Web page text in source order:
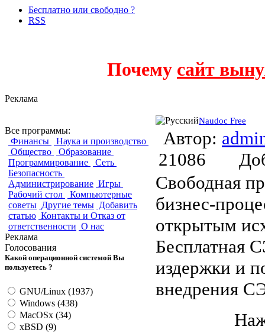
Бесплатно или свободно ?
RSS
Почему сайт
Реклама
Все программы:
Финансы
Наука и производство
Общество
Образование
Программирование
Сеть
Безопасность
Администрирование Игры
Рабочий стол
Компьютерные
советы Другие темы Добавить
статью Контакты и Отказ от
ответственности О нас
Реклама
Голосования
Какой операционной системой Вы
пользуетесь ?
GNU/Linux (1937)
Windows (438)
MacOSx (34)
xBSD (9)
Naudoc Free
Автор:
21086
Свободная
бизнес-
открытым
Бесплатная
издержки и
внедрения